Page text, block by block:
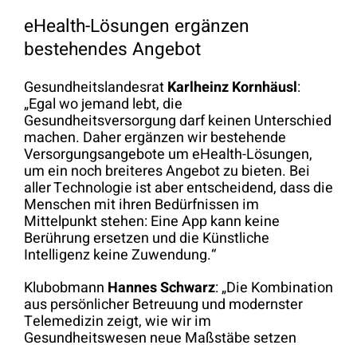
eHealth-Lösungen ergänzen
bestehendes Angebot
GesundheitslandesratKarlheinz Kornhäusl:
„Egal wo jemand lebt, die
Gesundheitsversorgung darf keinen Unterschied
machen. Daher ergänzen wir bestehende
Versorgungsangebote um eHealth-Lösungen,
um ein noch breiteres Angebot zu bieten. Bei
aller Technologie ist aber entscheidend, dass die
Menschen mit ihren Bedürfnissen im
Mittelpunkt stehen: Eine App kann keine
Berührung ersetzen und die Künstliche
Intelligenz keine Zuwendung.“
Klubobmann Hannes Schwarz: „Die Kombination
aus persönlicher Betreuung und modernster
Telemedizin zeigt, wie wir im
Gesundheitswesen neue Maßstäbe setzen